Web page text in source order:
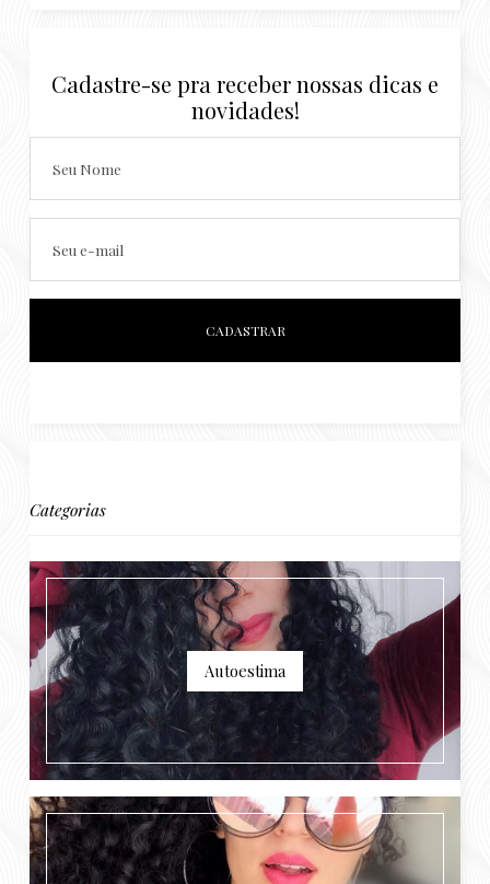
Cadastre-se pra receber nossas dicas e
novidades!
Seu Nome
Seu e-mail
Categorias
Autoestima